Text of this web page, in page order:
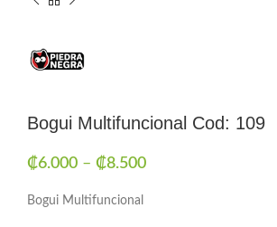
Bogui Multifuncional Cod: 109
₡6.000 – ₡8.500
Bogui Multifuncional